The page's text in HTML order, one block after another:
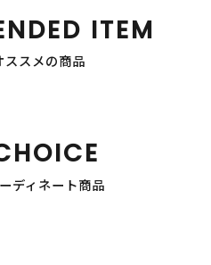
ITEM
ススメの商品
ディネート商品